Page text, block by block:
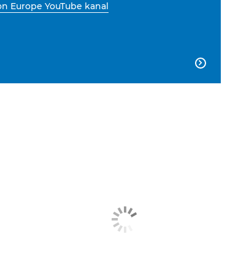
Europe YouTube kanal
